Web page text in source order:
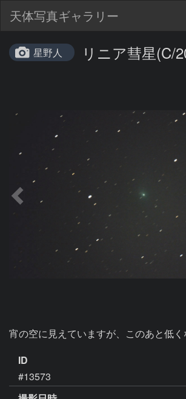
天体写真ギャラリー
星野人 リニア彗星(C/
宵の空に見えていますが、このあと低く
ID
#13573